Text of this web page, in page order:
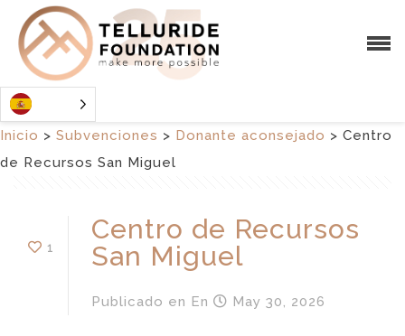
Inicio > Subvenciones > Donante aconsejado > Centro
de Recursos San Miguel
1
Centro de Recursos
San Miguel
Publicado en En May 30, 2026